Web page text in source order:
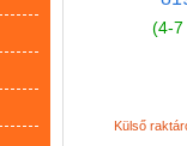
(4-7
Külső